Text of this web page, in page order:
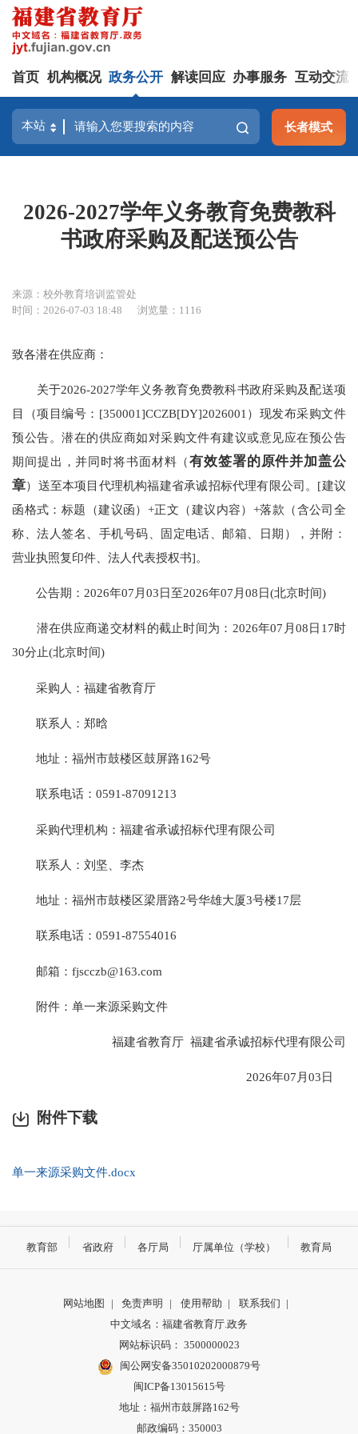
首页 机构概况 政务公开 解读回应 办事服务 互动交流
长者模式
2026-2027学年义务教育免费教科
书政府采购及配送预公告
来源：校外教育培训监管处
时间：2026-07-03 18:48
浏览量：1116
致各潜在供应商：
关于2026-2027学年义务教育免费教科书政府采购及配送项
目（项目编号：[350001]CCZB[DY]2026001）现发布采购文件
预公告。潜在的供应商如对采购文件有建议或意见应在预公告
期间提出，并同时将书面材料（有效签署的原件并加盖公
章）送至本项目代理机构福建省承诚招标代理有限公司。[建议
函格式：标题（建议函）+正文（建议内容）+落款（含公司全
称、法人签名、手机号码、固定电话、邮箱、日期），并附：
营业执照复印件、法人代表授权书]。
公告期：2026年07月03日至2026年07月08日(北京时间)
潜在供应商递交材料的截止时间为：2026年07月08日17时
30分止(北京时间)
采购人：福建省教育厅
联系人：郑晗
地址：福州市鼓楼区鼓屏路162号
联系电话：0591-87091213
采购代理机构：福建省承诚招标代理有限公司
联系人：刘坚、李杰
地址：福州市鼓楼区梁厝路2号华雄大厦3号楼17层
联系电话：0591-87554016
邮箱：fjscczb@163.com
附件：单一来源采购文件
福建省教育厅 福建省承诚招标代理有限公司
2026年07月03日
附件下载
单一来源采购文件.docx
教育部 省政府 各厅局 厅属单位（学校） 教育局
网站地图 | 免责声明 | 使用帮助 | 联系我们 |
中文域名：福建省教育厅.政务
网站标识码： 3500000023
闽公网安备35010202000879号
闽ICP备13015615号
地址：福州市鼓屏路162号
邮政编码：350003